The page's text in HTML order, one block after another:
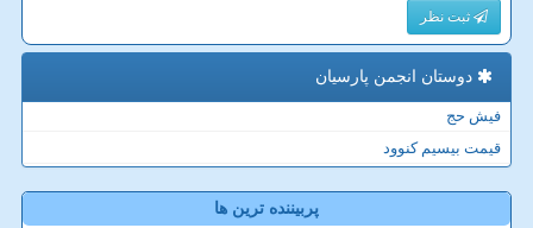
ثبت نظر
دوستان انجمن پارسیان
فیش حج
قیمت بیسیم کنوود
پربیننده ترین ها